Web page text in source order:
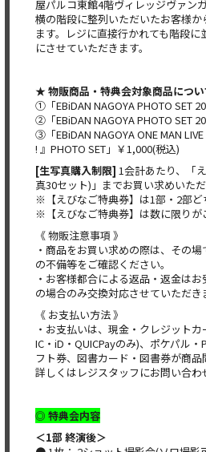
屋パルコ東館4階ヴィレッジヴァン
横の階段に整列いただいたお客様
ます。レジに直接行かれても階段
にさせていただきます。
★ 物販商品・特典会対象商品につい
①「EBiDAN NAGOYA PHOTO SET
②「EBiDAN NAGOYA PHOTO SET
③「EBiDAN NAGOYA ONE MAN
! 』PHOTO SET」￥1,000(税込)
[生写真購入制限] 1会計あたり、「
真30セット)」までお買い求めいただ
※【えびなご特典券】は1部・2部ど
※【えびなご特典券】は数に限りが
《 物販注意事項 》
・商品をお買い求めの際は、その
の不備等をご確認ください。
・お客様都合による返品・返金は
の場合のみ交換対応させていただき
《 お支払い方法 》
・お支払いは、現金・クレジット
IC・iD・QUICPayのみ)、ポケパル・
フト券、図書カード・図書券が商品
詳しくはレジスタッフにお問い合わ
◎ 特典会内容
＜1部 終演後＞